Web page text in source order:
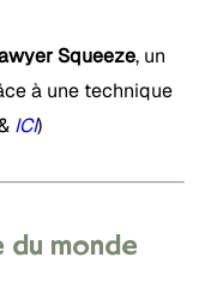
Squeeze, un
à une technique
ICI)
du monde